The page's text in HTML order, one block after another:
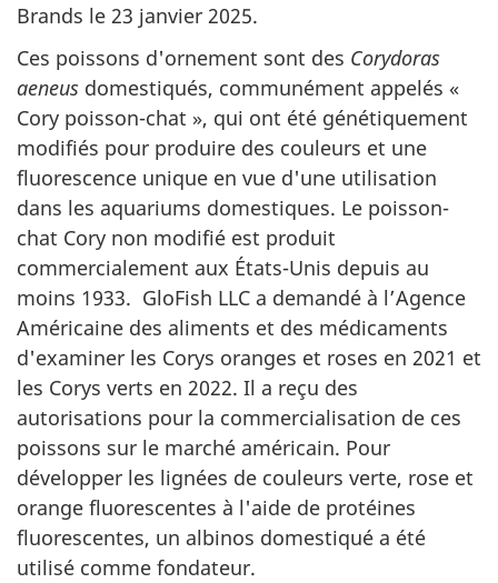
Brands le 23 janvier 2025.
Ces poissons d'ornement sont des Corydoras
aeneus domestiqués, communément appelés «
Cory poisson-chat », qui ont été génétiquement
modifiés pour produire des couleurs et une
fluorescence unique en vue d'une utilisation
dans les aquariums domestiques. Le poisson-
chat Cory non modifié est produit
commercialement aux États-Unis depuis au
moins 1933. GloFish LLC a demandé à l’Agence
Américaine des aliments et des médicaments
d'examiner les Corys oranges et roses en 2021 et
les Corys verts en 2022. Il a reçu des
autorisations pour la commercialisation de ces
poissons sur le marché américain. Pour
développer les lignées de couleurs verte, rose et
orange fluorescentes à l'aide de protéines
fluorescentes, un albinos domestiqué a été
utilisé comme fondateur.